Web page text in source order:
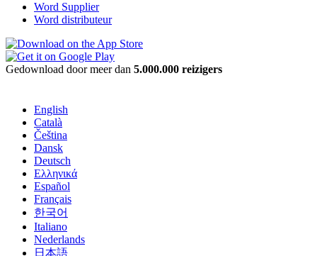
Word Supplier
Word distributeur
Gedownload door meer dan 5.000.000 reizigers
English
Català
Čeština
Dansk
Deutsch
Ελληνικά
Español
Français
한국어
Italiano
Nederlands
日本語